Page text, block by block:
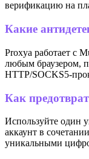
верификацию на
Какие
Proxya работает с
любым браузером,
HTTP/SOCKS5-
Как
Используйте один
аккаунт в
уникальными